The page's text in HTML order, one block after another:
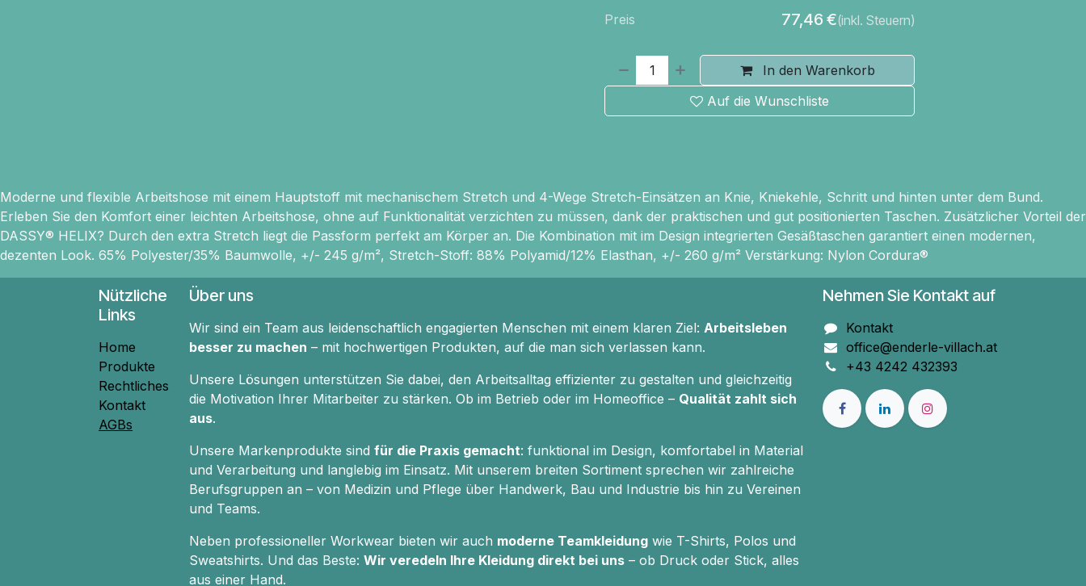
In den Warenkorb
Auf die Wunschliste
Preis 77,46 €(inkl. Steuern)
Moderne und flexible Arbeitshose mit einem Hauptstoff mit mechanischem Stretch und 4-Wege Stretch-Einsätzen an Knie, Kniekehle, Schritt und hinten unter dem Bund.
Erleben Sie den Komfort einer leichten Arbeitshose, ohne auf Funktionalität verzichten zu müssen, dank der praktischen und gut positionierten Taschen. Zusätzlicher Vorteil der
DASSY® HELIX? Durch den extra Stretch liegt die Passform perfekt am Körper an. Die Kombination mit im Design integrierten Gesäßtaschen garantiert einen modernen,
dezenten Look. 65% Polyester/35% Baumwolle, +/- 245 g/m², Stretch-Stoff: 88% Polyamid/12% Elasthan, +/- 260 g/m² Verstärkung: Nylon Cordura®
Über uns
Wir sind ein Team aus leidenschaftlich engagierten Menschen mit einem klaren Ziel: Arbeitsleben
besser zu machen – mit hochwertigen Produkten, auf die man sich verlassen kann.
Unsere Lösungen unterstützen Sie dabei, den Arbeitsalltag effizienter zu gestalten und gleichzeitig
die Motivation Ihrer Mitarbeiter zu stärken. Ob im Betrieb oder im Homeoffice – Qualität zahlt sich
aus.
Unsere Markenprodukte sind für die Praxis gemacht: funktional im Design, komfortabel in Material
und Verarbeitung und langlebig im Einsatz. Mit unserem breiten Sortiment sprechen wir zahlreiche
Berufsgruppen an – von Medizin und Pflege über Handwerk, Bau und Industrie bis hin zu Vereinen
und Teams.
Neben professioneller Workwear bieten wir auch moderne Teamkleidung wie T-Shirts, Polos und
Sweatshirts. Und das Beste: Wir veredeln Ihre Kleidung direkt bei uns – ob Druck oder Stick, alles
aus einer Hand.
Nehmen Sie Kontakt auf
Kontakt
office@enderle-villach.at
+43 4242 432393
Nützliche
Links
Home
Produkte
Rechtliches
Kontakt
AGBs